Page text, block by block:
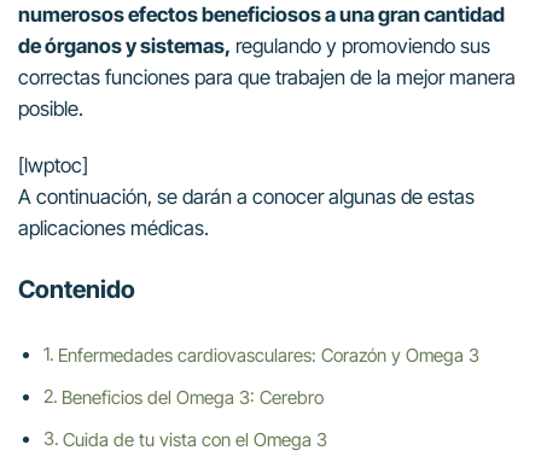
numerosos efectos beneficiosos a una gran cantidad
de órganos y sistemas, regulando y promoviendo sus
correctas funciones para que trabajen de la mejor manera
posible.
[lwptoc]
A continuación, se darán a conocer algunas de estas
aplicaciones médicas.
Contenido
Enfermedades cardiovasculares: Corazón y Omega 3
Beneficios del Omega 3: Cerebro
Cuida de tu vista con el Omega 3